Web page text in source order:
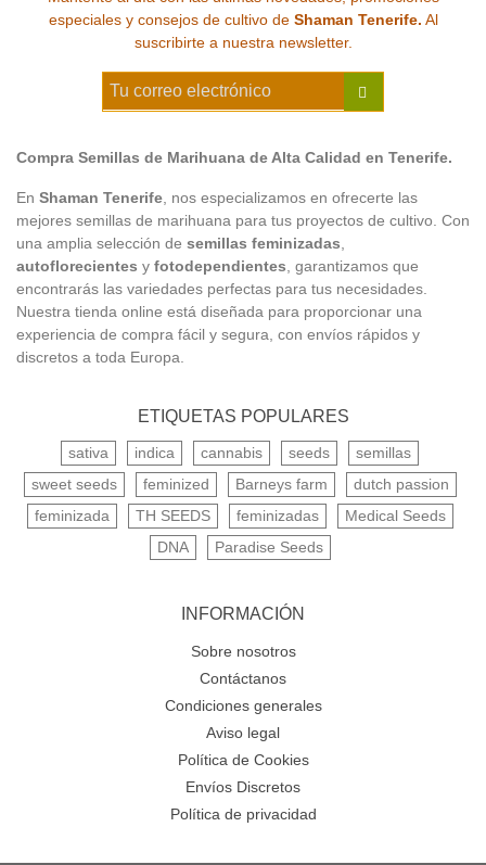
especiales y consejos de cultivo de Shaman Tenerife. Al
suscribirte a nuestra newsletter.
Compra Semillas de Marihuana de Alta Calidad en Tenerife.
En Shaman Tenerife , nos especializamos en ofrecerte las
mejores semillas de marihuana para tus proyectos de cultivo. Con
una amplia selección de semillas feminizadas
autoflorecientes y fotodependientes , garantizamos que
encontrarás las variedades perfectas para tus necesidades.
Nuestra tienda online está diseñada para proporcionar una
experiencia de compra fácil y segura, con envíos rápidos y
discretos a toda Europa.
ETIQUETAS POPULARES
sativa indica cannabis seeds
semillas
sweet seeds
feminized Barneys farm
dutch passion
feminizada
TH SEEDS feminizadas
Medical Seeds
DNA
Paradise Seeds
INFORMACIÓN
Sobre nosotros
Contáctanos
Condiciones generales
Aviso legal
Política de Cookies
Envíos Discretos
Política de privacidad